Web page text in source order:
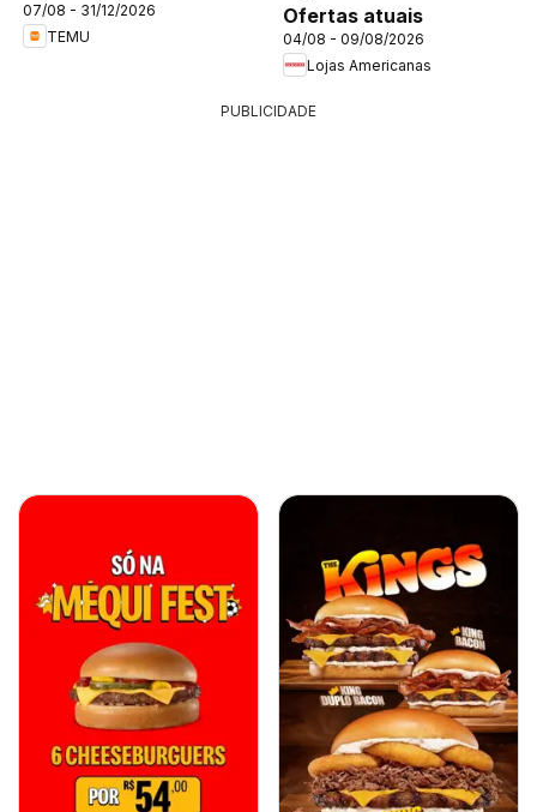
07/08 - 31/12/2026
TEMU
Ofertas atuais
04/08 - 09/08/2026
Lojas Americanas
PUBLICIDADE